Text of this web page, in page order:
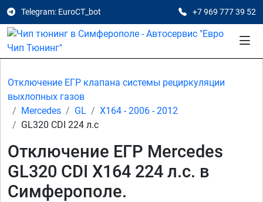
Telegram: EuroCT_bot +7 969 777 39 52
Отключение ЕГР клапана системы рециркуляции
выхлопных газов
Mercedes
GL
X164 - 2006 - 2012
GL320 CDI 224 л.с
Отключение ЕГР Mercedes
GL320 CDI X164 224 л.с. в
Симферополе.